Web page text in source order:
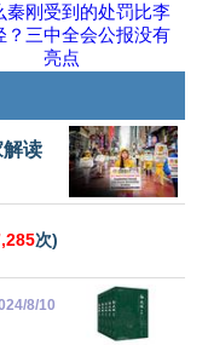
秦刚受到的处罚比李
？三中全会公报没有
亮点
读
次)
8/10